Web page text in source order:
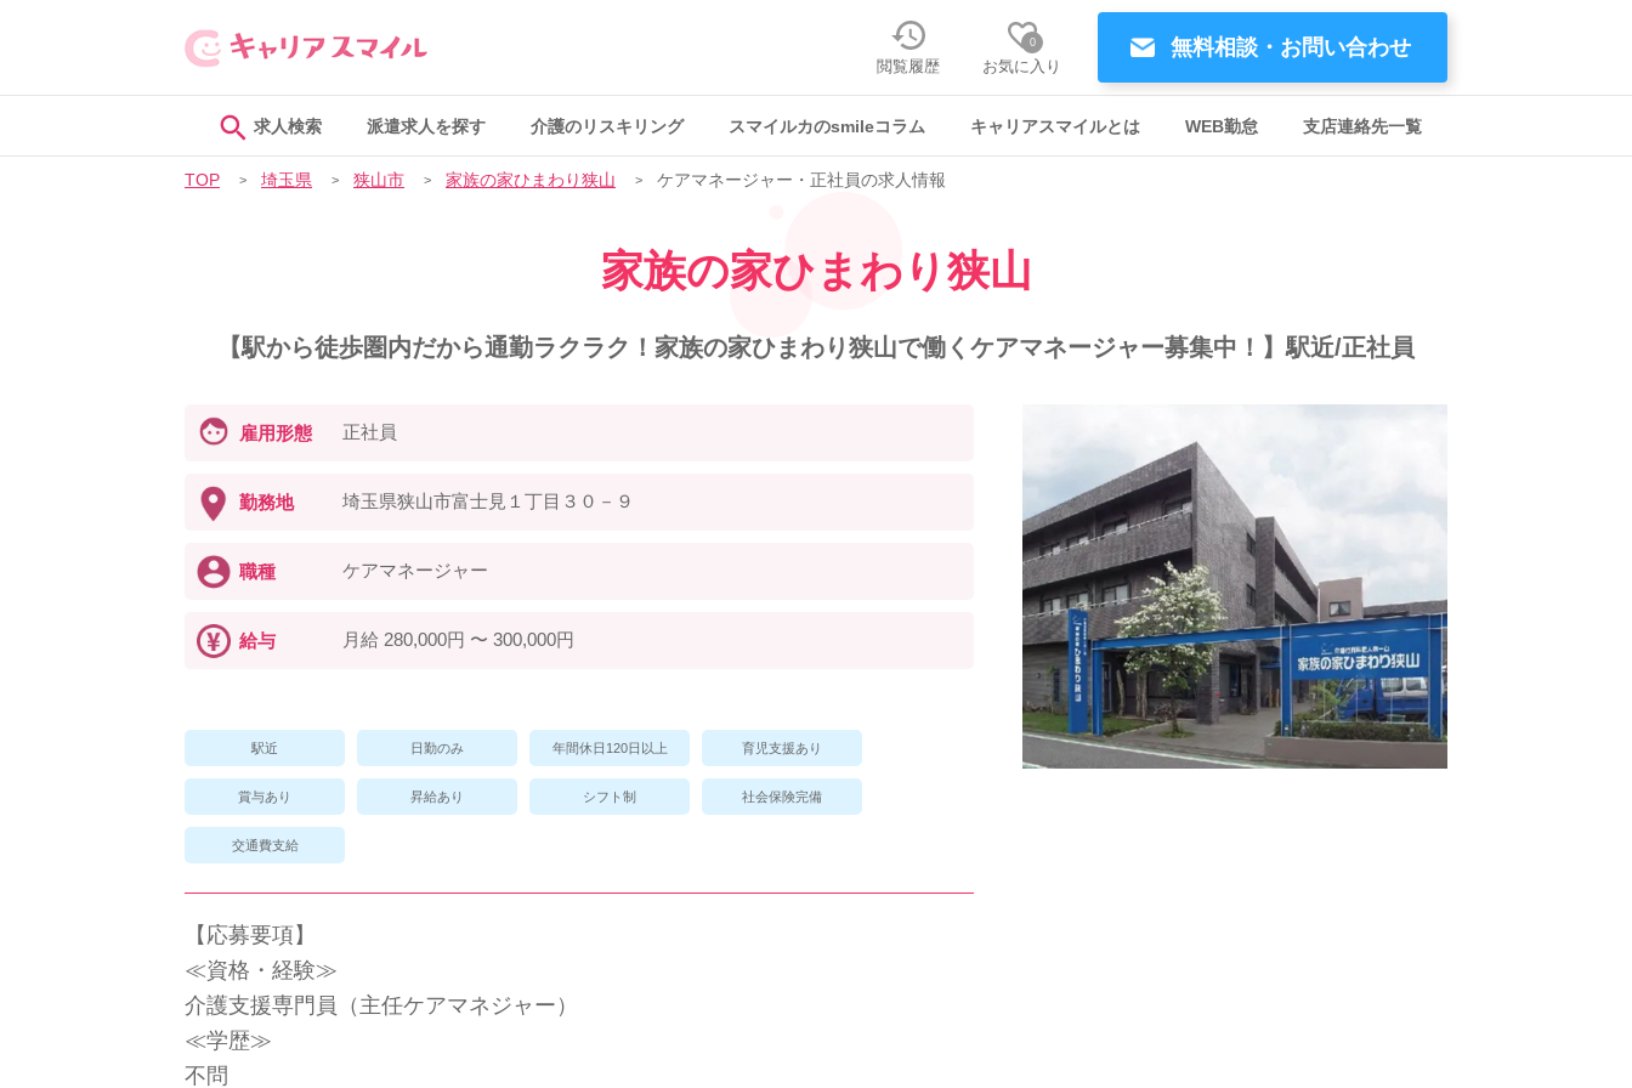
無料相談・お問い合わせ
閲覧履歴
0
お気に入り
求人検索 派遣求人を探す 介護のリスキリング スマイルカのsmileコラム キャリアスマイルとは WEB勤怠 支店連絡先一覧
TOP 埼玉県 狭山市 家族の家ひまわり狭山 ケアマネージャー・正社員の求人情報
家族の家ひまわり狭山
【駅から徒歩圏内だから通勤ラクラク！家族の家ひまわり狭山で働くケアマネージャー募集中！】駅近/正社員
雇用形態 正社員
勤務地 埼玉県狭山市富士見１丁目３０－９
職種 ケアマネージャー
給与 月給 280,000円 〜 300,000円
駅近 日勤のみ 年間休日120日以上 育児支援あり
賞与あり 昇給あり シフト制 社会保険完備
交通費支給
【応募要項】
≪資格・経験≫
介護支援専門員（主任ケアマネジャー）
≪学歴≫
不問